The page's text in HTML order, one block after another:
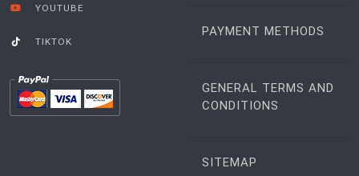
YOUTUBE
TIKTOK
PAYMENT METHODS
GENERAL TERMS AND
CONDITIONS
SITEMAP